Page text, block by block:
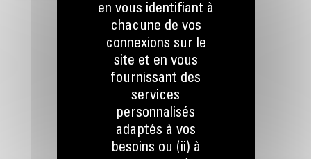
en vous identifiant à
chacune de vos
connexions sur le
site et en vous
fournissant des
services
personnalisés
adaptés à vos
besoins ou (ii) à